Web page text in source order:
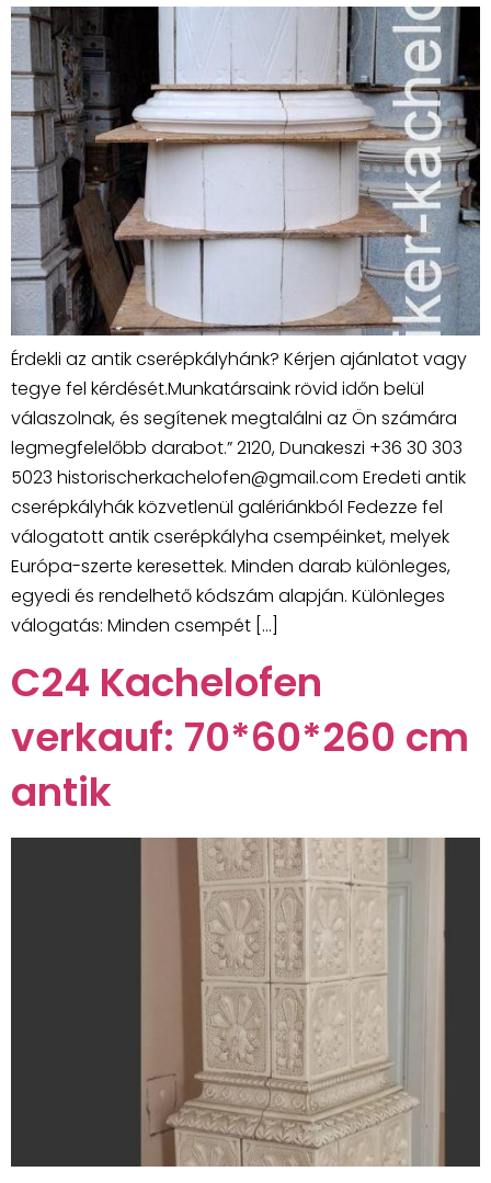
Érdekli az antik cserépkályhánk? Kérjen ajánlatot vagy
tegye fel kérdését.Munkatársaink rövid időn belül
válaszolnak, és segítenek megtalálni az Ön számára
legmegfelelőbb darabot.” 2120, Dunakeszi +36 30 303
5023 historischerkachelofen@gmail.com Eredeti antik
cserépkályhák közvetlenül galériánkból Fedezze fel
válogatott antik cserépkályha csempéinket, melyek
Európa-szerte keresettek. Minden darab különleges,
egyedi és rendelhető kódszám alapján. Különleges
válogatás: Minden csempét […]
C24 Kachelofen
verkauf: 70*60*260 cm
antik